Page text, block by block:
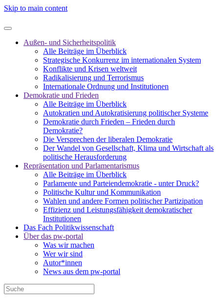
Skip to main content
Außen- und Sicherheitspolitik
Alle Beiträge im Überblick
Strategische Konkurrenz im internationalen System
Konflikte und Krisen weltweit
Radikalisierung und Terrorismus
Internationale Ordnung und Institutionen
Demokratie und Frieden
Alle Beiträge im Überblick
Autokratien und Autokratisierung politischer Systeme
Demokratie durch Frieden – Frieden durch
Demokratie?
Die Versprechen der liberalen Demokratie
Der Wandel von Gesellschaft, Klima und Wirtschaft als
politische Herausforderung
Repräsentation und Parlamentarismus
Alle Beiträge im Überblick
Parlamente und Parteiendemokratie - unter Druck?
Politische Kultur und Kommunikation
Wahlen und andere Formen politischer Partizipation
Effizienz und Leistungsfähigkeit demokratischer
Institutionen
Das Fach Politikwissenschaft
Über das pw-portal
Was wir machen
Wer wir sind
Autor*innen
News aus dem pw-portal